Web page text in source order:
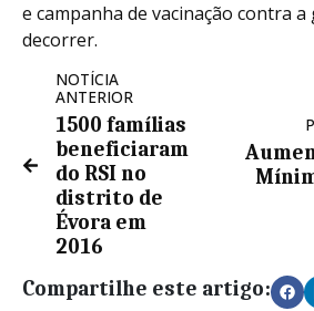
e campanha de vacinação contra
decorrer.
NOTÍCIA
ANTERIOR
1500 famílias
beneficiaram
do RSI no
distrito de
Évora em
2016
Compartilhe este artigo: